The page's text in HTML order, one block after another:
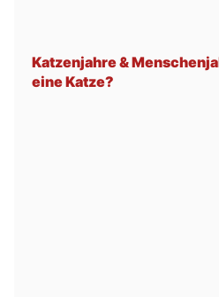
Katzenjahre &
eine Katze?